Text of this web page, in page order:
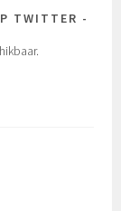
TWITTER